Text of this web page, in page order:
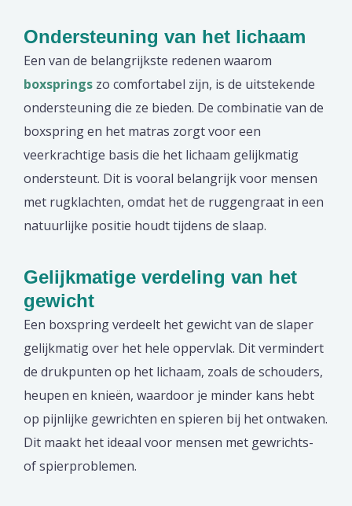
Ondersteuning van het lichaam
Een van de belangrijkste redenen waarom
boxsprings zo comfortabel zijn, is de uitstekende
ondersteuning die ze bieden. De combinatie van de
boxspring en het matras zorgt voor een
veerkrachtige basis die het lichaam gelijkmatig
ondersteunt. Dit is vooral belangrijk voor mensen
met rugklachten, omdat het de ruggengraat in een
natuurlijke positie houdt tijdens de slaap.
Gelijkmatige verdeling van het
gewicht
Een boxspring verdeelt het gewicht van de slaper
gelijkmatig over het hele oppervlak. Dit vermindert
de drukpunten op het lichaam, zoals de schouders,
heupen en knieën, waardoor je minder kans hebt
op pijnlijke gewrichten en spieren bij het ontwaken.
Dit maakt het ideaal voor mensen met gewrichts-
of spierproblemen.